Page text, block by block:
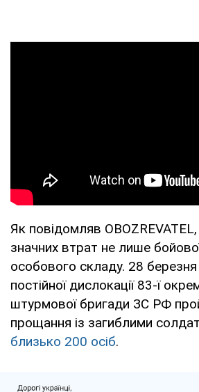
Як повідомляв
значних втрат не лише
особового складу. 28 березня
постійної дислокації 83-ї
штурмової бригади ЗС РФ
прощання із загиблими
близько 200 осіб.